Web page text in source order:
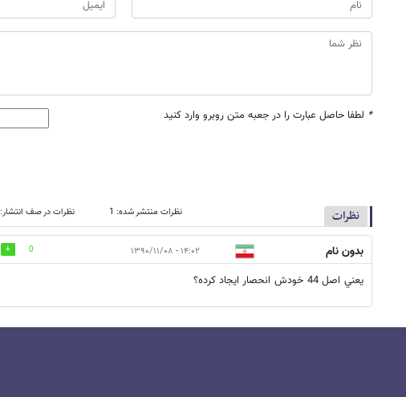
* لطفا حاصل عبارت را در جعبه متن روبرو وارد کنید
نظرات نظرات منتشر شده: 1 نظرات در صف انتشار: 0
بدون نام ۱۴:۰۲ - ۱۳۹۰/۱۱/۰۸ 0
يعني اصل 44 خودش انحصار ايجاد كرده؟